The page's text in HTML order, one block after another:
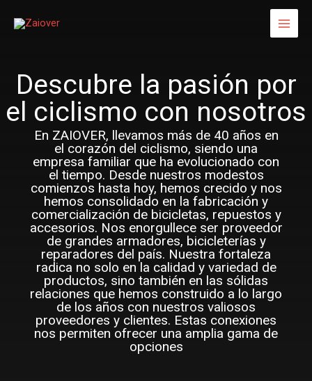
Descubre la pasión por
el ciclismo con nosotros
En ZAIOVER, llevamos más de 40 años en
el corazón del ciclismo, siendo una
empresa familiar que ha evolucionado con
el tiempo. Desde nuestros modestos
comienzos hasta hoy, hemos crecido y nos
hemos consolidado en la fabricación y
comercialización de bicicletas, repuestos y
accesorios. Nos enorgullece ser proveedor
de grandes armadores, bicicleterías y
reparadores del país. Nuestra fortaleza
radica no solo en la calidad y variedad de
productos, sino también en las sólidas
relaciones que hemos construido a lo largo
de los años con nuestros valiosos
proveedores y clientes. Estas conexiones
nos permiten ofrecer una amplia gama de
opciones